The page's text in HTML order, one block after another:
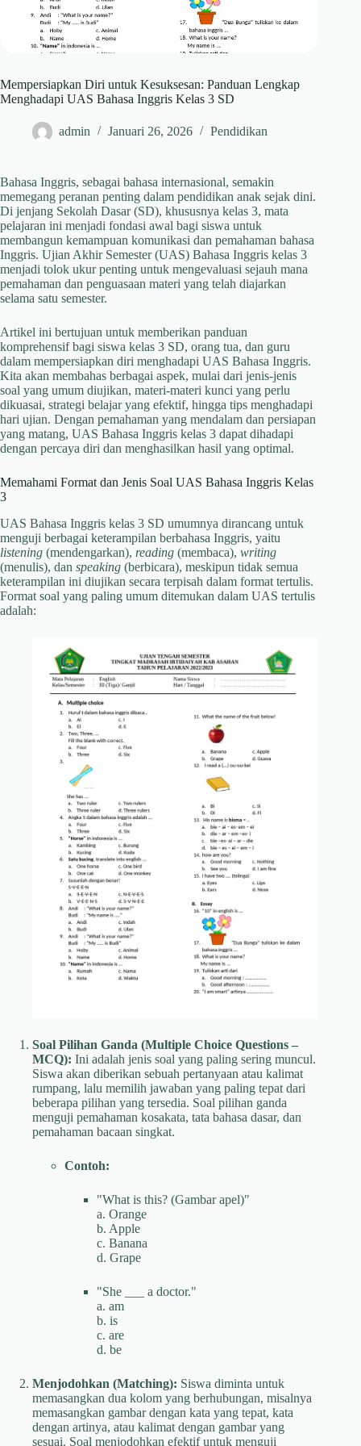
Mempersiapkan Diri untuk Kesuksesan: Panduan Lengkap
Menghadapi UAS Bahasa Inggris Kelas 3 SD
admin Januari 26, 2026 Pendidikan
Bahasa Inggris, sebagai bahasa internasional, semakin
memegang peranan penting dalam pendidikan anak sejak dini.
Di jenjang Sekolah Dasar (SD), khususnya kelas 3, mata
pelajaran ini menjadi fondasi awal bagi siswa untuk
membangun kemampuan komunikasi dan pemahaman bahasa
Inggris. Ujian Akhir Semester (UAS) Bahasa Inggris kelas 3
menjadi tolok ukur penting untuk mengevaluasi sejauh mana
pemahaman dan penguasaan materi yang telah diajarkan
selama satu semester.
Artikel ini bertujuan untuk memberikan panduan
komprehensif bagi siswa kelas 3 SD, orang tua, dan guru
dalam mempersiapkan diri menghadapi UAS Bahasa Inggris.
Kita akan membahas berbagai aspek, mulai dari jenis-jenis
soal yang umum diujikan, materi-materi kunci yang perlu
dikuasai, strategi belajar yang efektif, hingga tips menghadapi
hari ujian. Dengan pemahaman yang mendalam dan persiapan
yang matang, UAS Bahasa Inggris kelas 3 dapat dihadapi
dengan percaya diri dan menghasilkan hasil yang optimal.
Memahami Format dan Jenis Soal UAS Bahasa Inggris Kelas
3
UAS Bahasa Inggris kelas 3 SD umumnya dirancang untuk
menguji berbagai keterampilan berbahasa Inggris, yaitu
listening (mendengarkan), reading (membaca), writing
(menulis), dan speaking (berbicara), meskipun tidak semua
keterampilan ini diujikan secara terpisah dalam format tertulis.
Format soal yang paling umum ditemukan dalam UAS tertulis
adalah:
Soal Pilihan Ganda (Multiple Choice Questions –
MCQ): Ini adalah jenis soal yang paling sering muncul.
Siswa akan diberikan sebuah pertanyaan atau kalimat
rumpang, lalu memilih jawaban yang paling tepat dari
beberapa pilihan yang tersedia. Soal pilihan ganda
menguji pemahaman kosakata, tata bahasa dasar, dan
pemahaman bacaan singkat.
Contoh:
"What is this? (Gambar apel)"
a. Orange
b. Apple
c. Banana
d. Grape
"She ___ a doctor."
a. am
b. is
c. are
d. be
Menjodohkan (Matching): Siswa diminta untuk
memasangkan dua kolom yang berhubungan, misalnya
memasangkan gambar dengan kata yang tepat, kata
dengan artinya, atau kalimat dengan gambar yang
sesuai. Soal menjodohkan efektif untuk menguji